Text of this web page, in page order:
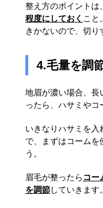
整え方のポイントは、
程度にしておく こと
きかないので、切り
4.毛量を調
地眉が濃い場合、長
ったら、ハサミやコ
いきなりハサミを入
で、まずはコームを
う。
眉毛が整ったら コー
を調節していきます。